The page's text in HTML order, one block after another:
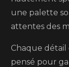
une palette
attentes des
Chaque
pensé pour